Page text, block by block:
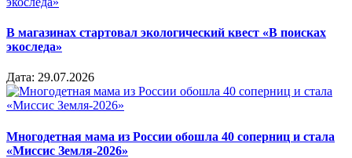
В магазинах стартовал экологический квест «В поисках
экоследа»
Дата: 29.07.2026
Многодетная мама из России обошла 40 соперниц и стала
«Миссис Земля-2026»